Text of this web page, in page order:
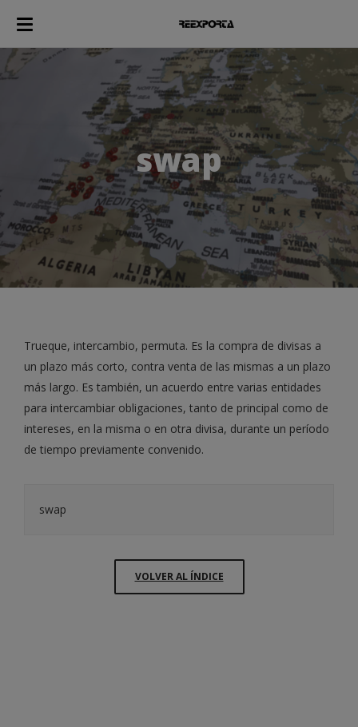
swap
Trueque, intercambio, permuta. Es la compra de divisas a
un plazo más corto, contra venta de las mismas a un plazo
más largo. Es también, un acuerdo entre varias entidades
para intercambiar obligaciones, tanto de principal como de
intereses, en la misma o en otra divisa, durante un período
de tiempo previamente convenido.
swap
VOLVER AL ÍNDICE